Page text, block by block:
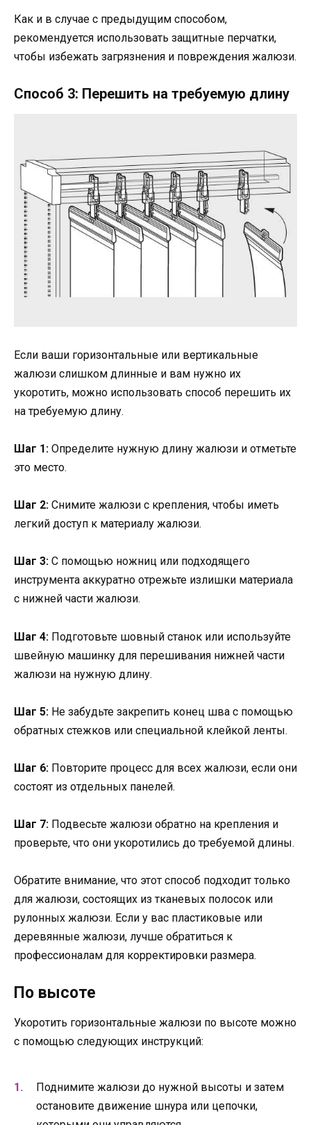
Как и в случае с предыдущим способом,
рекомендуется использовать защитные перчатки,
чтобы избежать загрязнения и повреждения жалюзи.
Способ 3: Перешить на требуемую длину
Если ваши горизонтальные или вертикальные
жалюзи слишком длинные и вам нужно их
укоротить, можно использовать способ перешить их
на требуемую длину.
Шаг 1: Определите нужную длину жалюзи и отметьте
это место.
Шаг 2: Снимите жалюзи с крепления, чтобы иметь
легкий доступ к материалу жалюзи.
Шаг 3: С помощью ножниц или подходящего
инструмента аккуратно отрежьте излишки материала
с нижней части жалюзи.
Шаг 4: Подготовьте шовный станок или используйте
швейную машинку для перешивания нижней части
жалюзи на нужную длину.
Шаг 5: Не забудьте закрепить конец шва с помощью
обратных стежков или специальной клейкой ленты.
Шаг 6: Повторите процесс для всех жалюзи, если они
состоят из отдельных панелей.
Шаг 7: Подвесьте жалюзи обратно на крепления и
проверьте, что они укоротились до требуемой длины.
Обратите внимание, что этот способ подходит только
для жалюзи, состоящих из тканевых полосок или
рулонных жалюзи. Если у вас пластиковые или
деревянные жалюзи, лучше обратиться к
профессионалам для корректировки размера.
По высоте
Укоротить горизонтальные жалюзи по высоте можно
с помощью следующих инструкций:
Поднимите жалюзи до нужной высоты и затем
остановите движение шнура или цепочки,